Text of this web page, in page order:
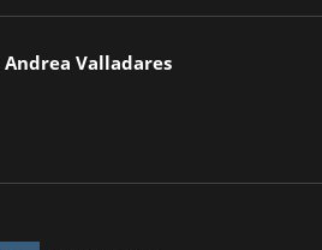
Andrea Valladares